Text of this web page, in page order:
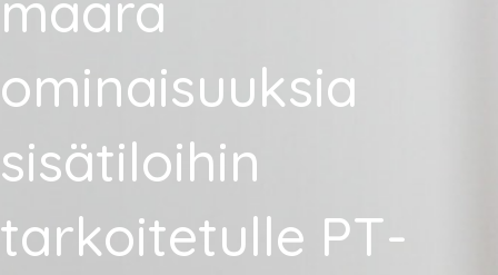
ominaisuuksia
sisätiloihin
tarkoitetulle PT-